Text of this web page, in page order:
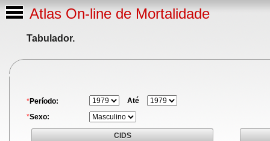
Atlas On-line de Mortalidade
Tabulador.
*Período:
Até
*Sexo:
CIDS